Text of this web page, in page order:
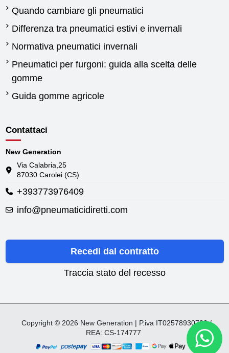
Quando cambiare gli pneumatici
Differenza tra pneumatici estivi e invernali
Normativa pneumatici invernali
Pneumatici per furgoni: guida alla scelta delle
gomme
Guida gomme agricole
Contattaci
New Generation
Via Calabria,25
87030 Carolei (CS)
+393773976409
info@pneumaticidiretti.com
Recedi dal contratto
Traccia stato del recesso
Copyright © 2026 New Generation | P.iva IT02578930782 /
REA: CS-174777